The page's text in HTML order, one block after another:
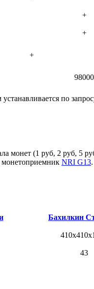
+
+
+
98000
по
монет (1 руб, 2 руб, 5
NRI G13.
Бахилкин
43